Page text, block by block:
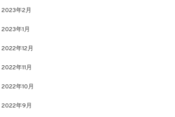
2023年2月
2023年1月
2022年12月
2022年11月
2022年10月
2022年9月